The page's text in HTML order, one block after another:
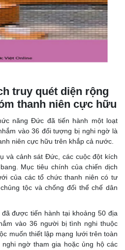
truy quét diện rộng
thanh niên cực hữu
năng Đức đã tiến hành một loạt
vào 36 đối tượng bị nghi ngờ là
niên cực hữu trên khắp cả nước.
và cảnh sát Đức, các cuộc đột kích
Mục tiêu chính của chiến dịch
của các tổ chức thanh niên có tư
tộc và chống đối thể chế dân
được tiến hành tại khoảng 50 địa
vào 36 người bị tình nghi thuộc
muốn thiết lập mạng lưới trên toàn
ngờ tham gia hoặc ủng hộ các